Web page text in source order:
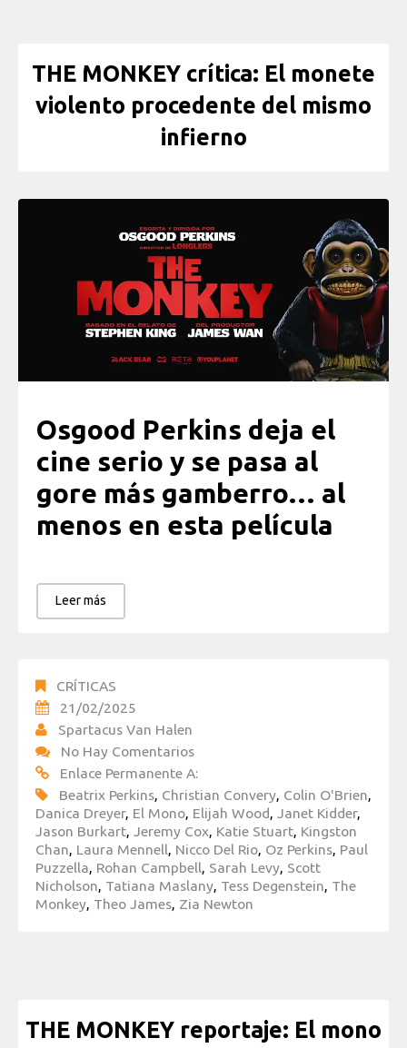
THE MONKEY crítica: El monete
violento procedente del mismo
infierno
Osgood Perkins deja el
cine serio y se pasa al
gore más gamberro… al
menos en esta película
Leer más
CRÍTICAS
21/02/2025
Spartacus Van Halen
No Hay Comentarios
Enlace Permanente A:
Beatrix Perkins Christian Convery Colin O'Brien
Danica Dreyer, El Mono Elijah Wood Janet Kidder,
Jason Burkart
Jeremy Cox Katie Stuart Kingston
Chan Laura Mennell Nicco Del Rio Oz Perkins Paul
Puzzella Rohan Campbell Sarah Levy Scott
Nicholson Tatiana Maslany Tess Degenstein The
Monkey Theo James Zia Newton
THE MONKEY reportaje: El mono